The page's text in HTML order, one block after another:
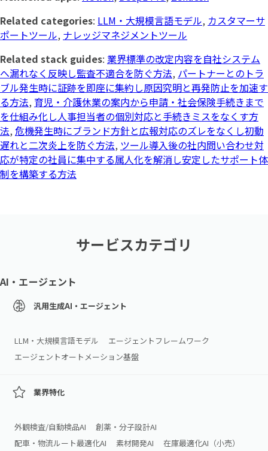
Related categories: LLM・大規模言語モデル, カスタマーサ
ポートツール, ナレッジマネジメントツール
Related stack guides: 業界標準の改定内容を自社システム
へ漏れなく反映し監査不適合を防ぐ方法, パートナーとのトラ
ブル発生時に証跡を即座に集約し原因究明と再発防止を加速す
る方法, 育児・介護休業の案内から申請・社会保険手続きまで
を仕組み化し人事担当者の個別対応と手続きミスをなくす方
法, 危機発生時にブランド方針と広報対応のズレをなくし初動
遅れと二次炎上を防ぐ方法, ツール導入後の社内問い合わせ対
応が特定の社員に集中する属人化を解消し安定したサポート体
制を構築する方法
サービスカテゴリ
AI・エージェント
汎用生成AI・エージェント
LLM・大規模言語モデル
エージェントフレームワーク
エージェントオートメーション基盤
業界特化
外観検査/自動検品AI
創薬・分子設計AI
配車・物流ルート最適化AI
素材開発AI
在庫最適化AI（小売）